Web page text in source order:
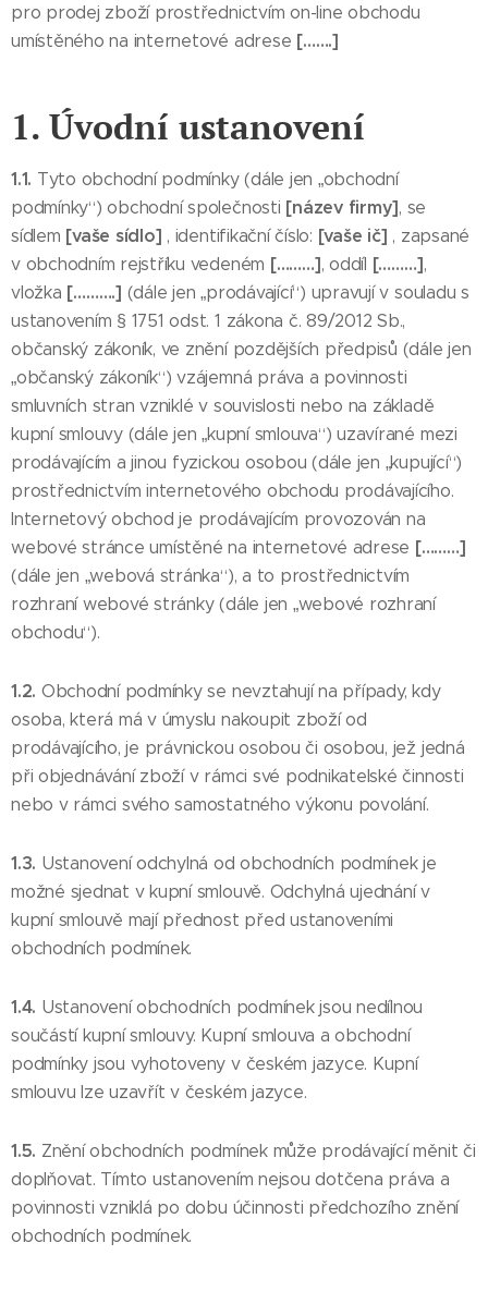
pro prodej zboží prostřednictvím on-line obchodu
umístěného na internetové adrese […….]
1. Úvodní ustanovení
1.1. Tyto obchodní podmínky (dále jen „obchodní
podmínky“) obchodní společnosti [název firmy], se
sídlem [vaše sídlo] , identifikační číslo: [vaše ič] , zapsané
v obchodním rejstříku vedeném [………], oddíl [………],
vložka [……….] (dále jen „prodávající“) upravují v souladu s
ustanovením § 1751 odst. 1 zákona č. 89/2012 Sb.,
občanský zákoník, ve znění pozdějších předpisů (dále jen
„občanský zákoník“) vzájemná práva a povinnosti
smluvních stran vzniklé v souvislosti nebo na základě
kupní smlouvy (dále jen „kupní smlouva“) uzavírané mezi
prodávajícím a jinou fyzickou osobou (dále jen „kupující“)
prostřednictvím internetového obchodu prodávajícího.
Internetový obchod je prodávajícím provozován na
webové stránce umístěné na internetové adrese [………]
(dále jen „webová stránka“), a to prostřednictvím
rozhraní webové stránky (dále jen „webové rozhraní
obchodu“).
1.2. Obchodní podmínky se nevztahují na případy, kdy
osoba, která má v úmyslu nakoupit zboží od
prodávajícího, je právnickou osobou či osobou, jež jedná
při objednávání zboží v rámci své podnikatelské činnosti
nebo v rámci svého samostatného výkonu povolání.
1.3. Ustanovení odchylná od obchodních podmínek je
možné sjednat v kupní smlouvě. Odchylná ujednání v
kupní smlouvě mají přednost před ustanoveními
obchodních podmínek.
1.4. Ustanovení obchodních podmínek jsou nedílnou
součástí kupní smlouvy. Kupní smlouva a obchodní
podmínky jsou vyhotoveny v českém jazyce. Kupní
smlouvu lze uzavřít v českém jazyce.
1.5. Znění obchodních podmínek může prodávající měnit či
doplňovat. Tímto ustanovením nejsou dotčena práva a
povinnosti vzniklá po dobu účinnosti předchozího znění
obchodních podmínek.